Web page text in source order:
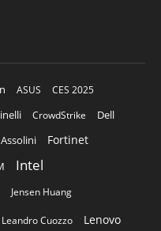
ASUS
CES 2025
CrowdStrike Dell
Fortinet
Intel
Jensen Huang
Leandro Cuozzo Lenovo